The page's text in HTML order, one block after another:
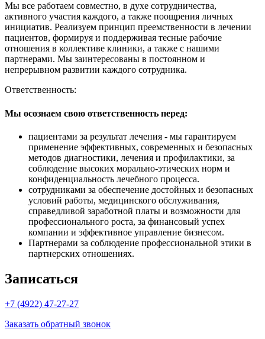
Мы все работаем совместно, в духе сотрудничества,
активного участия каждого, а также поощрения личных
инициатив. Реализуем принцип преемственности в лечении
пациентов, формируя и поддерживая тесные рабочие
отношения в коллективе клиники, а также с нашими
партнерами. Мы заинтересованы в постоянном и
непрерывном развитии каждого сотрудника.
Ответственность:
Мы осознаем свою ответственность перед:
пациентами за результат лечения - мы гарантируем
применение эффективных, современных и безопасных
методов диагностики, лечения и профилактики, за
соблюдение высоких морально-этических норм и
конфиденциальность лечебного процесса.
сотрудниками за обеспечение достойных и безопасных
условий работы, медицинского обслуживания,
справедливой заработной платы и возможности для
профессионального роста, за финансовый успех
компании и эффективное управление бизнесом.
Партнерами за соблюдение профессиональной этики в
партнерских отношениях.
Записаться
+7 (4922) 47-27-27
Заказать обратный звонок